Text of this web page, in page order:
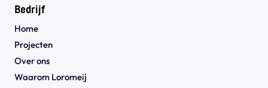
Bedrijf
Home
Projecten
Over ons
Waarom Loromeij